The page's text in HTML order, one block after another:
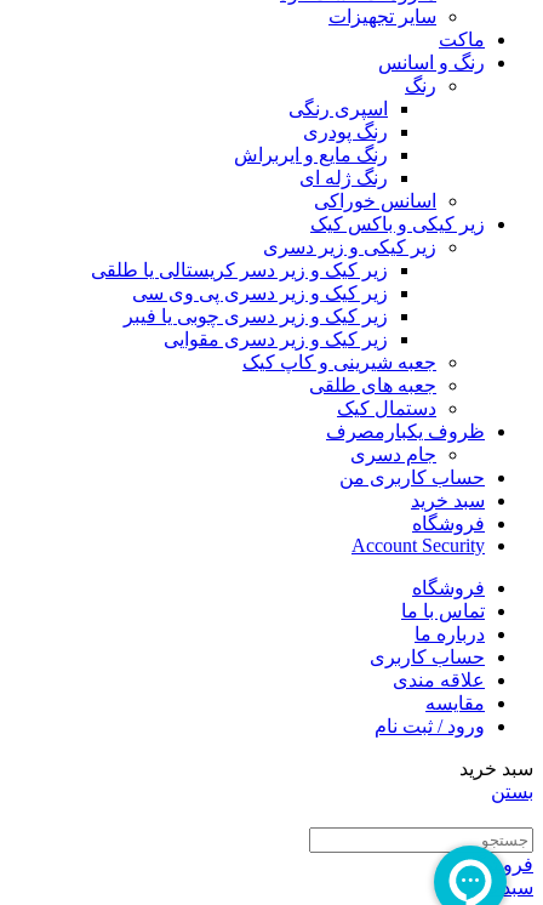
سایر تجهیزات
ماکت
رنگ و اسانس
رنگ
اسپری رنگی
رنگ پودری
رنگ مایع و ایربراش
رنگ ژله ای
اسانس خوراکی
زیر کیکی و باکس کیک
زیر کیکی و زیر دسری
زیر کیک و زیر دسر کریستالی یا طلقی
زیر کیک و زیر دسری پی وی سی
زیر کیک و زیر دسری چوبی یا فیبر
زیر کیک و زیر دسری مقوایی
جعبه شیرینی و کاپ کیک
جعبه های طلقی
دستمال کیک
ظروف یکبارمصرف
جام دسری
حساب کاربری من
سبد خرید
فروشگاه
Account Security
فروشگاه
تماس با ما
درباره ما
حساب کاربری
علاقه مندی
مقایسه
ورود / ثبت نام
سبد خرید
بستن
فروشگاه
سبدخرید